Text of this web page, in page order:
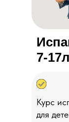
7-
Курс
для